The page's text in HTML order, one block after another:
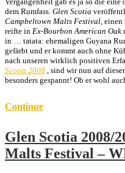
dem Rumfass. Glen Scotia
Campbeltown Malts Festival ,
reifte in Ex-Bourbon American Oak
in … tatata: ehemaligen Guyana
gefärbt und er kommt auch ohne
nach unseren wirklich positiven
Scotia 2008 , sind wir nun auf
besonders gespannt! Ob er wohl
Continue
Glen Scotia 2008/
Malts Festival –